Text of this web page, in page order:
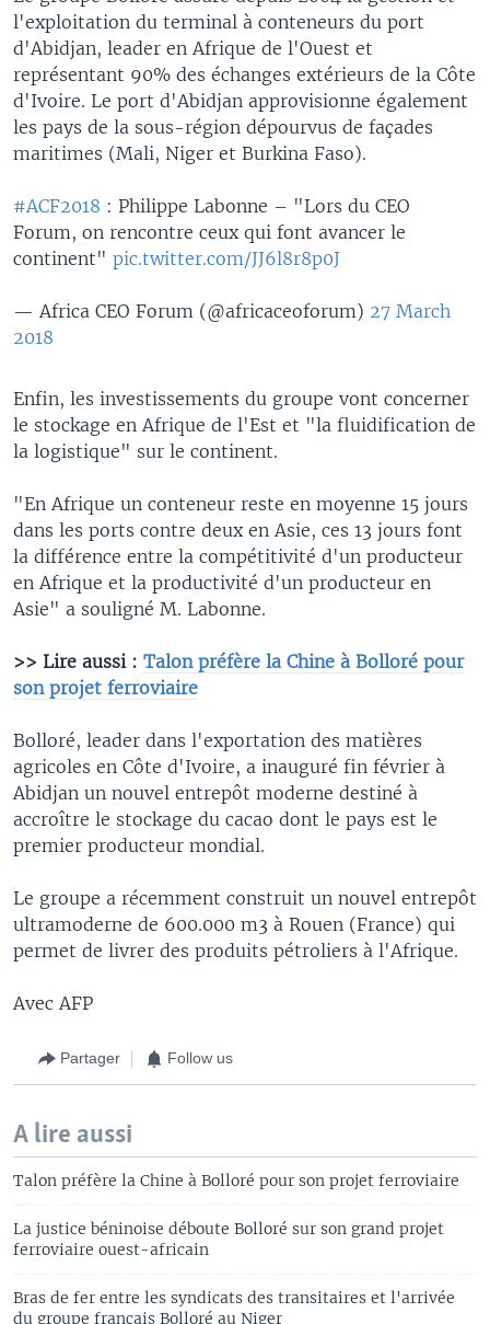
l'exploitation du terminal à conteneurs du port
d'Abidjan, leader en Afrique de l'Ouest et
représentant 90% des échanges extérieurs de la Côte
d'Ivoire. Le port d'Abidjan approvisionne également
les pays de la sous-région dépourvus de façades
maritimes (Mali, Niger et Burkina Faso).
#ACF2018 : Philippe Labonne – "Lors du CEO
Forum, on rencontre ceux qui font avancer le
continent" pic.twitter.com/JJ6l8r8p0J
— Africa CEO Forum (@africaceoforum) 27 March
2018
Enfin, les investissements du groupe vont concerner
le stockage en Afrique de l'Est et "la fluidification de
la logistique" sur le continent.
"En Afrique un conteneur reste en moyenne 15 jours
dans les ports contre deux en Asie, ces 13 jours font
la différence entre la compétitivité d'un producteur
en Afrique et la productivité d'un producteur en
Asie" a souligné M. Labonne.
>> Lire aussi : Talon préfère la Chine à Bolloré pour
son projet ferroviaire
Bolloré, leader dans l'exportation des matières
agricoles en Côte d'Ivoire, a inauguré fin février à
Abidjan un nouvel entrepôt moderne destiné à
accroître le stockage du cacao dont le pays est le
premier producteur mondial.
Le groupe a récemment construit un nouvel entrepôt
ultramoderne de 600.000 m3 à Rouen (France) qui
permet de livrer des produits pétroliers à l'Afrique.
Avec AFP
Partager Follow us
A lire aussi
Talon préfère la Chine à Bolloré pour son projet ferroviaire
La justice béninoise déboute Bolloré sur son grand projet
ferroviaire ouest-africain
Bras de fer entre les syndicats des transitaires et l'arrivée
du groupe français Bolloré au Niger